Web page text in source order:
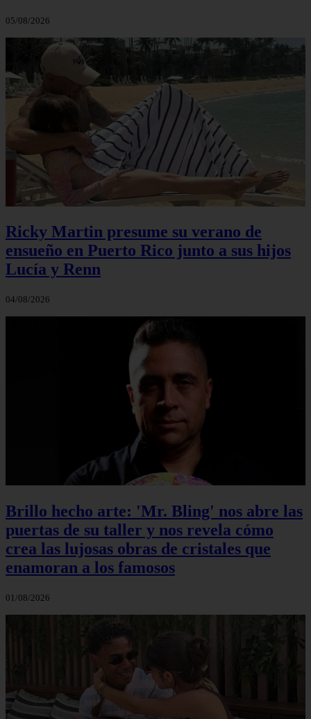
05/08/2026
Ricky Martin presume su verano de
ensueño en Puerto Rico junto a sus hijos
Lucía y Renn
04/08/2026
Brillo hecho arte: 'Mr. Bling' nos abre las
puertas de su taller y nos revela cómo
crea las lujosas obras de cristales que
enamoran a los famosos
01/08/2026